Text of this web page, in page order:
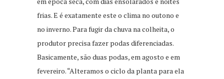
frias. E é exatamente este o clima no outono e
no inverno. Para fugir da chuva na colheita, o
produtor precisa fazer podas diferenciadas.
Basicamente, são duas podas, em agosto e em
fevereiro. “Alteramos o ciclo da planta para ela